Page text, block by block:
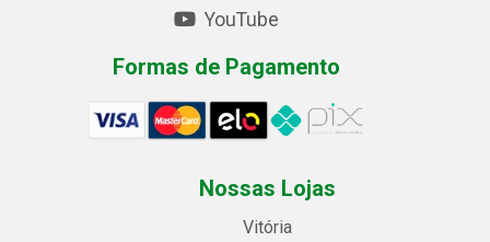
YouTube
Formas de Pagamento
Nossas Lojas
Vitória